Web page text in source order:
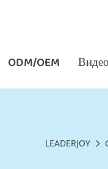
ODM/OEM Видео
LEADERJOY